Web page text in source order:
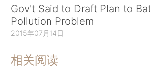
Gov't Said to Draft Plan to
Pollution Problem
2015年07月14日
相关阅读